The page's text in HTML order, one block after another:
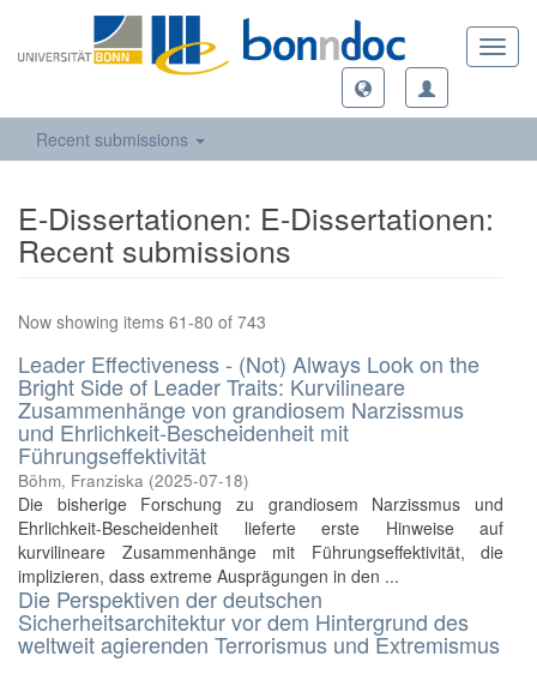
Recent submissions
E-Dissertationen: E-Dissertationen:
Recent submissions
Now showing items 61-80 of 743
Leader Effectiveness - (Not) Always Look on the
Bright Side of Leader Traits: Kurvilineare
Zusammenhänge von grandiosem Narzissmus
und Ehrlichkeit-Bescheidenheit mit
Führungseffektivität
Böhm, Franziska (2025-07-18)
Die bisherige Forschung zu grandiosem Narzissmus und
Ehrlichkeit-Bescheidenheit lieferte erste Hinweise auf
kurvilineare Zusammenhänge mit Führungseffektivität, die
implizieren, dass extreme Ausprägungen in den ...
Die Perspektiven der deutschen
Sicherheitsarchitektur vor dem Hintergrund des
weltweit agierenden Terrorismus und Extremismus